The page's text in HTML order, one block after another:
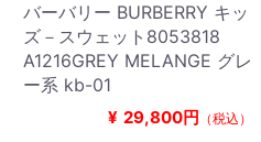
バーバリー BURBERRY キッ
ズ－スウェット8053818
A1216GREY MELANGE グレ
ー系 kb-01
¥ 29,800円 （税込）